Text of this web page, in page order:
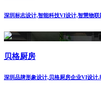
深圳标志设计,智能科技VI设计,智慧物联
贝格厨房
深圳品牌形象设计,贝格厨房企业VI设计